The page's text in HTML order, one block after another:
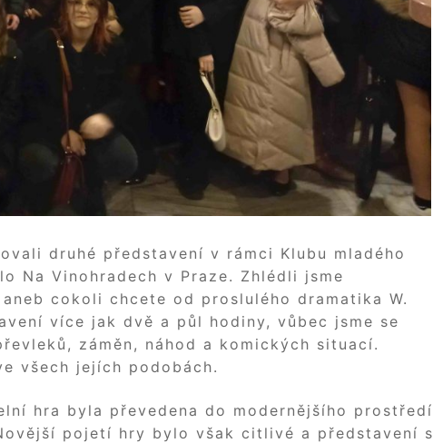
druhé představení v rámci Klubu mladého
Na Vinohradech v Praze. Zhlédli jsme
cokoli chcete od proslulého dramatika W.
více jak dvě a půl hodiny, vůbec jsme se
záměn, náhod a komických situací.
všech jejích podobách.
hra byla převedena do modernějšího
pojetí hry bylo však citlivé a představení